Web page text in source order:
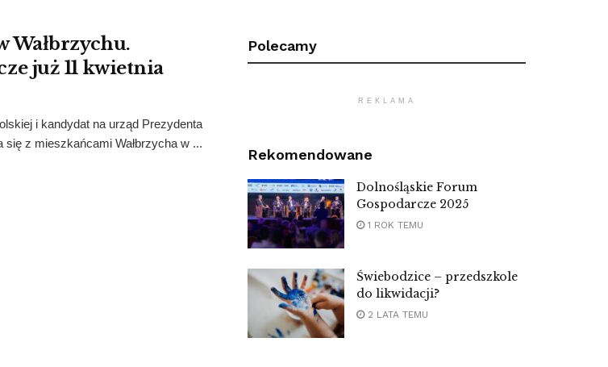
Wałbrzychu.
już 11 kwietnia
i kandydat na urząd Prezydenta
z mieszkańcami Wałbrzycha w ...
Polecamy
REKLAMA
Rekomendowane
Dolnośląskie Forum
Gospodarcze 2025
1 ROK TEMU
Świebodzice – przedszkole
do likwidacji?
2 LATA TEMU